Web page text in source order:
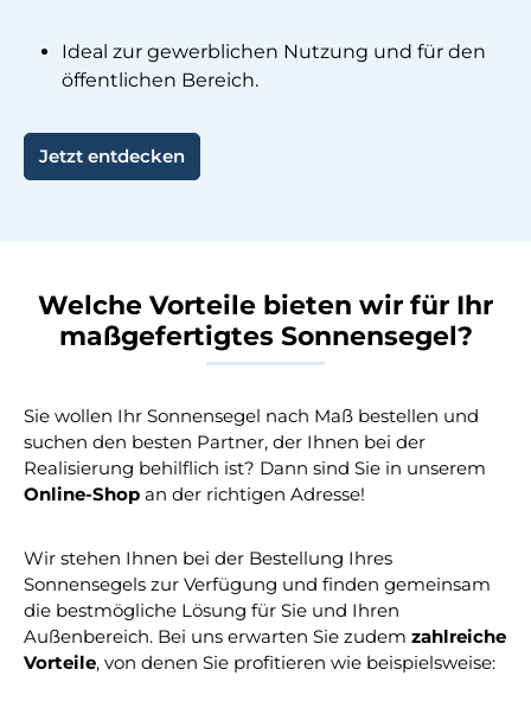
Ideal zur gewerblichen Nutzung und für den
öffentlichen Bereich.
Jetzt entdecken
Welche Vorteile bieten wir für Ihr
maßgefertigtes Sonnensegel?
Sie wollen Ihr Sonnensegel nach Maß bestellen und
suchen den besten Partner, der Ihnen bei der
Realisierung behilflich ist? Dann sind Sie in unserem
Online-Shop an der richtigen Adresse!
Wir stehen Ihnen bei der Bestellung Ihres
Sonnensegels zur Verfügung und finden gemeinsam
die bestmögliche Lösung für Sie und Ihren
Außenbereich. Bei uns erwarten Sie zudem zahlreiche
Vorteile, von denen Sie profitieren wie beispielsweise: